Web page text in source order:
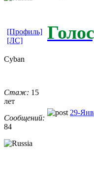
[Профиль]
[ЛС]
Cyban
Стаж: 15
лет
Сообщений:
84
29-